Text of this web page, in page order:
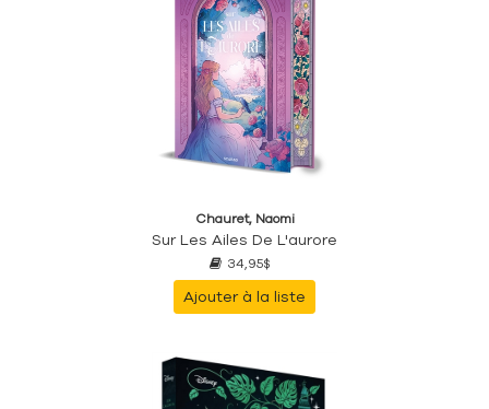
Chauret, Naomi
Sur Les Ailes De L'aurore
34,95$
Ajouter à la liste